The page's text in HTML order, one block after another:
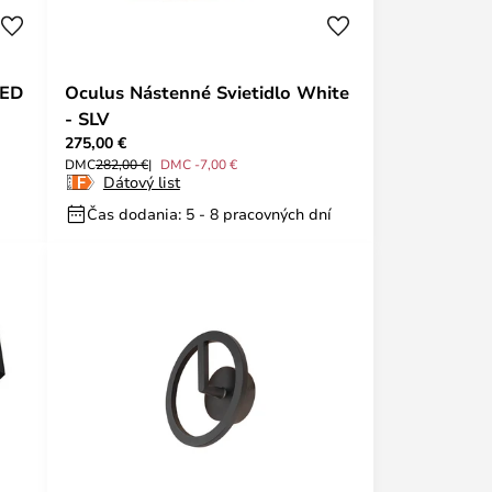
Oculus Nástenné Svietidlo White
- SLV
275,00 €
DMC282,00 € DMC -7,00 €
Dátový list
Čas dodania: 5 - 8 pracovných dní